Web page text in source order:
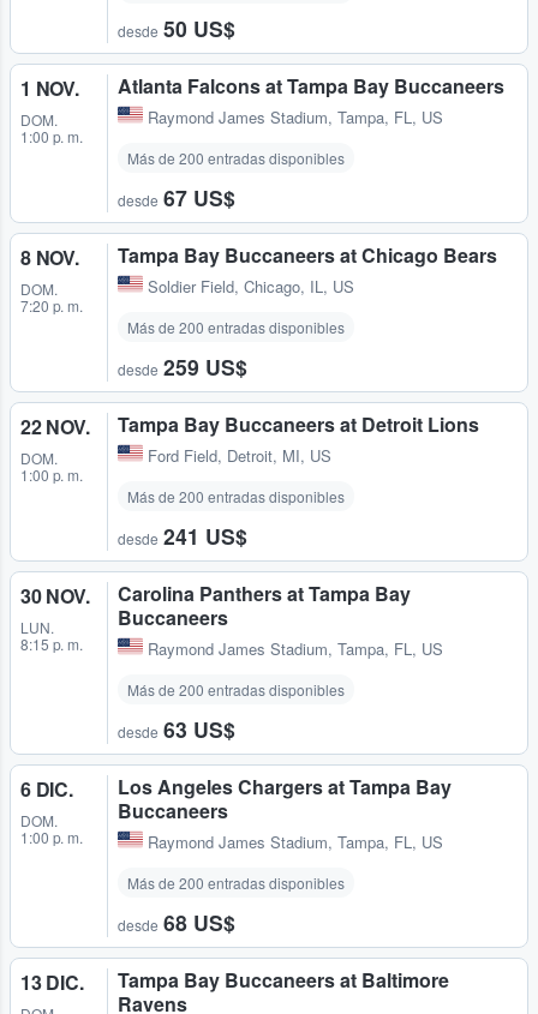
desde 50 US$
1 NOV.
DOM.
1:00 p. m.
Atlanta Falcons at Tampa Bay Buccaneers
Raymond James Stadium, Tampa, FL, US
Más de 200 entradas disponibles
desde 67 US$
8 NOV.
DOM.
7:20 p. m.
Tampa Bay Buccaneers at Chicago Bears
Soldier Field, Chicago, IL, US
Más de 200 entradas disponibles
desde 259 US$
22 NOV.
DOM.
1:00 p. m.
Tampa Bay Buccaneers at Detroit Lions
Ford Field, Detroit, MI, US
Más de 200 entradas disponibles
desde 241 US$
30 NOV.
LUN.
8:15 p. m.
Carolina Panthers at Tampa Bay
Buccaneers
Raymond James Stadium, Tampa, FL, US
Más de 200 entradas disponibles
desde 63 US$
6 DIC.
DOM.
1:00 p. m.
Los Angeles Chargers at Tampa Bay
Buccaneers
Raymond James Stadium, Tampa, FL, US
Más de 200 entradas disponibles
desde 68 US$
13 DIC.
Tampa Bay Buccaneers at Baltimore
Ravens